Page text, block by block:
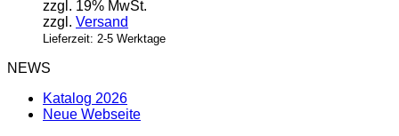
zzgl. 19% MwSt.
zzgl. Versand
Lieferzeit: 2-5 Werktage
NEWS
Katalog 2026
Neue Webseite